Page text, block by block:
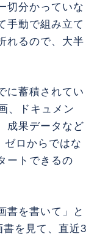
切分かっていな
手動で組み立て
れるので、大半
に蓄積されてい
、ドキュメン
成果データなど
ロからではな
ートできるの
書を書いて」と
を見て、直近3